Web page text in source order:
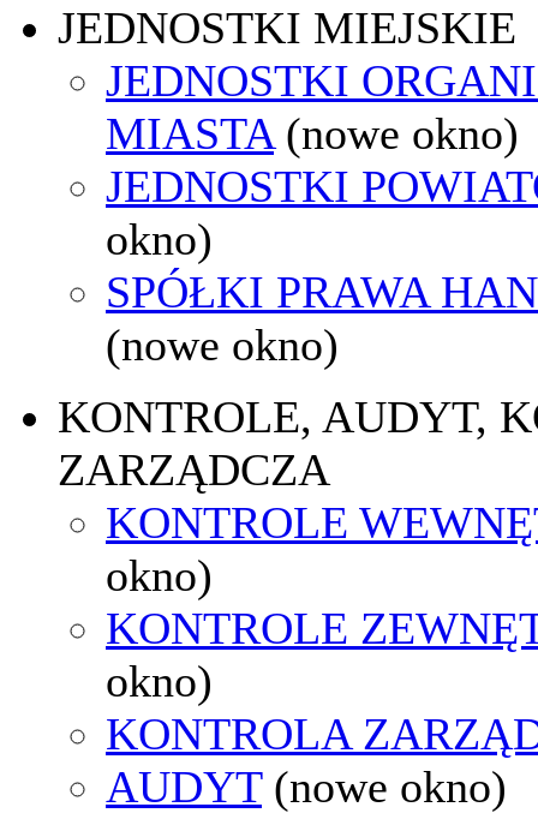
JEDNOSTKI MIEJSKIE
JEDNOSTKI
MIASTA (nowe okno)
JEDNOSTKI
okno)
SPÓŁKI PRAWA
(nowe okno)
KONTROLE, AUDYT,
ZARZĄDCZA
KONTROLE
okno)
KONTROLE
okno)
KONTROLA
AUDYT (nowe okno)